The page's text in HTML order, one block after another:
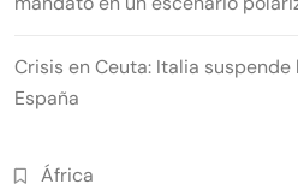
Crisis en Ceuta: Italia
España
África